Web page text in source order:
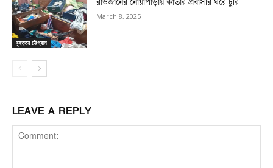
বৃহত্তর চট্টগ্রাম
March 8, 2025
LEAVE A REPLY